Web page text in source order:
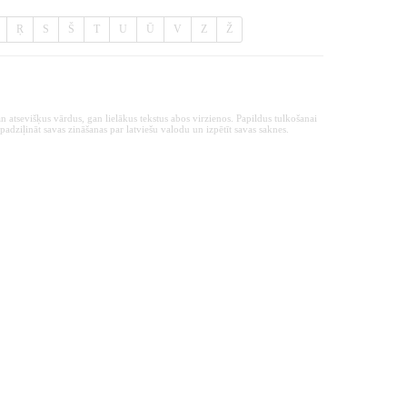
Ŗ S Š T U Ū V Z Ž
vārdus, gan lielākus tekstus abos virzienos. Papildus tulkošanai
savas zināšanas par latviešu valodu un izpētīt savas saknes.